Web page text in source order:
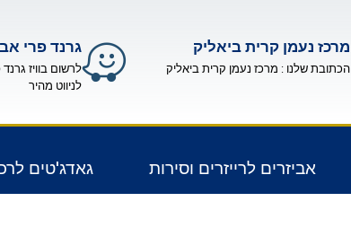
מרכז נעמן קרית ביאליק
הכתובת שלנו : מרכז נעמן קרית ביאליק
גרנד פרי
לרשום בוויז
לניווט מהיר
אביזרים לרייזרים וסירות גאדג'טים